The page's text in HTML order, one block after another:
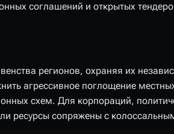
соглашений и открытых
регионов, охраняя их
агрессивное поглощение
схем. Для корпораций,
ресурсы сопряжены с